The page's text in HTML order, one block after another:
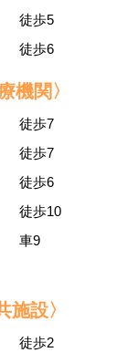
徒歩5
徒歩6
関〉
徒歩7
徒歩7
徒歩6
徒歩10
車9
設〉
徒歩2